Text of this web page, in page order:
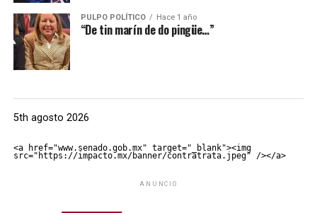
PULPO POLÍTICO Hace 1 año
“De tin marín de do pingüe…”
5th agosto 2026
<a href="www.senado.gob.mx" target="_blank"><img
src="https://impacto.mx/banner/contratrata.jpeg" /></a>
ANUNCIO